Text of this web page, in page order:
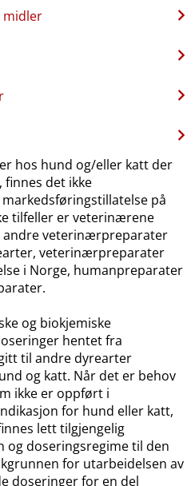
midler
hos hund og​/​eller katt der
det ikke
på
tilfeller er veterinærene
andre veterinærpreparater
veterinærpreparater
i Norge, humanpreparater
og biokjemiske
hentet fra
til andre dyrearter
og katt. Når det er behov
ikke er oppført i
for hund eller katt,
lett tilgjengelig
og doseringsregime til den
for utarbeidelsen av
doseringer for en del